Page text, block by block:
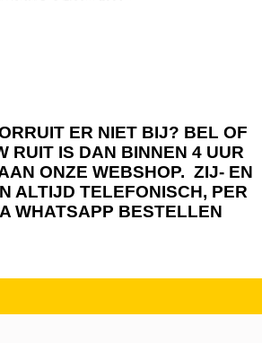
ER NIET BIJ? BEL OF
RUIT IS DAN BINNEN 4 UUR
ONZE WEBSHOP. ZIJ- EN
ALTIJD TELEFONISCH, PER
WHATSAPP BESTELLEN